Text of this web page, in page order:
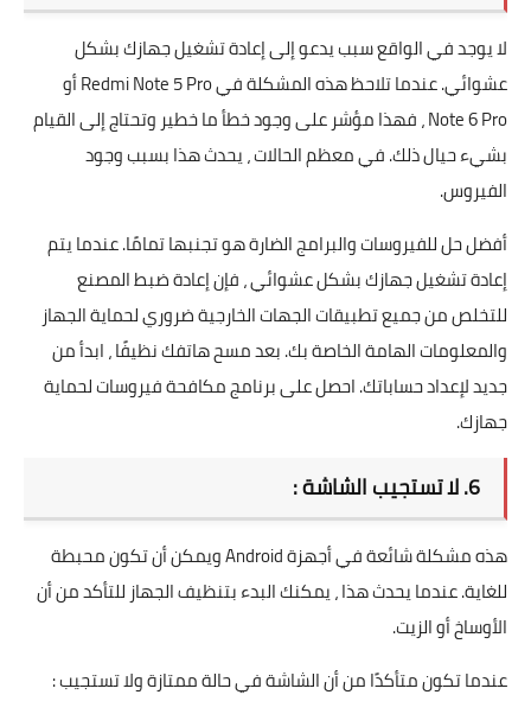
لا يوجد في الواقع سبب يدعو إلى إعادة تشغيل جهازك بشكل
عشوائي. عندما تلاحظ هذه المشكلة في Redmi Note 5 Pro أو
Note 6 Pro ، فهذا مؤشر على وجود خطأ ما خطير وتحتاج إلى القيام
بشيء حيال ذلك. في معظم الحالات ، يحدث هذا بسبب وجود
الفيروس.
أفضل حل للفيروسات والبرامج الضارة هو تجنبها تمامًا. عندما يتم
إعادة تشغيل جهازك بشكل عشوائي ، فإن إعادة ضبط المصنع
للتخلص من جميع تطبيقات الجهات الخارجية ضروري لحماية الجهاز
والمعلومات الهامة الخاصة بك. بعد مسح هاتفك نظيفًا ، ابدأ من
جديد لإعداد حساباتك. احصل على برنامج مكافحة فيروسات لحماية
جهازك.
6. لا تستجيب الشاشة :
هذه مشكلة شائعة في أجهزة Android ويمكن أن تكون محبطة
للغاية. عندما يحدث هذا ، يمكنك البدء بتنظيف الجهاز للتأكد من أن
الأوساخ أو الزيت.
عندما تكون متأكدًا من أن الشاشة في حالة ممتازة ولا تستجيب :